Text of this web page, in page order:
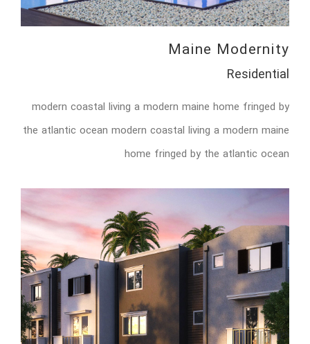
Maine Modernity
Residential
modern coastal living a modern maine home fringed by
the atlantic ocean modern coastal living a modern maine
home fringed by the atlantic ocean